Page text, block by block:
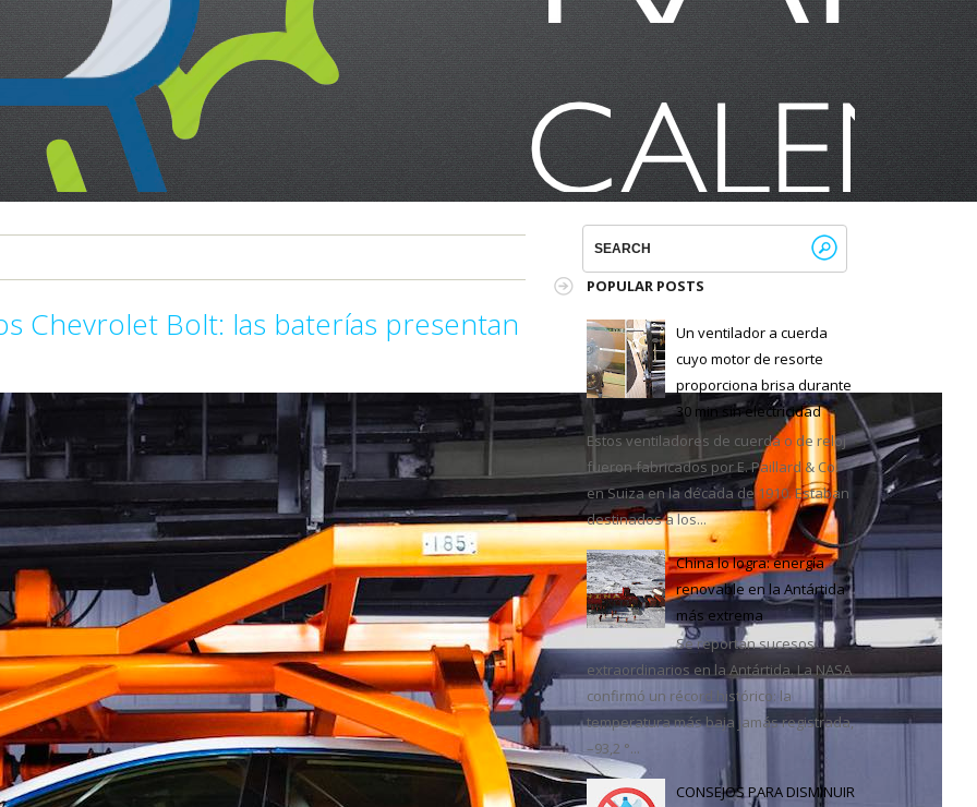
que tan sana es el agua en tu casa
Chevrolet Bolt: las baterías presentan
POPULAR POSTS
Un ventilador a cuerda
cuyo motor de resorte
proporciona brisa durante
30 min sin electricidad
Estos ventiladores de cuerda o de reloj
fueron fabricados por E. Paillard & Co.
en Suiza en la década de 1910. Estaban
destinados a los...
China lo logra: energía
renovable en la Antártida
más extrema
Se reportan sucesos
extraordinarios en la Antártida. La NASA
confirmó un récord histórico: la
temperatura más baja jamás registrada,
–93,2 °...
CONSEJOS PARA DISMINUIR